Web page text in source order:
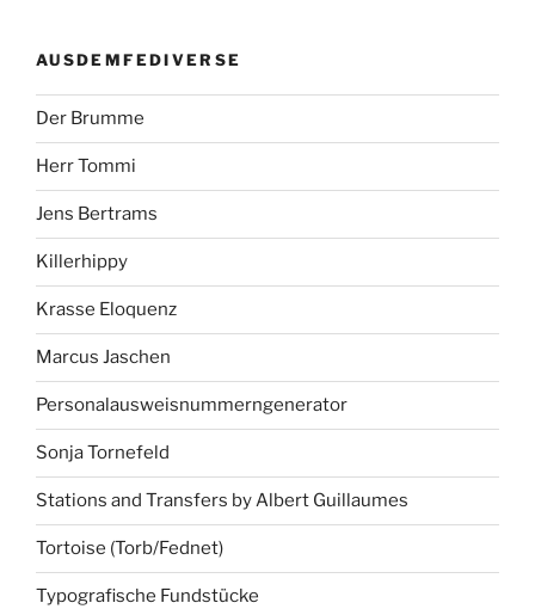
AUSDEMFEDIVERSE
Der Brumme
Herr Tommi
Jens Bertrams
Killerhippy
Krasse Eloquenz
Marcus Jaschen
Personalausweisnummerngenerator
Sonja Tornefeld
Stations and Transfers by Albert Guillaumes
Tortoise (Torb/Fednet)
Typografische Fundstücke